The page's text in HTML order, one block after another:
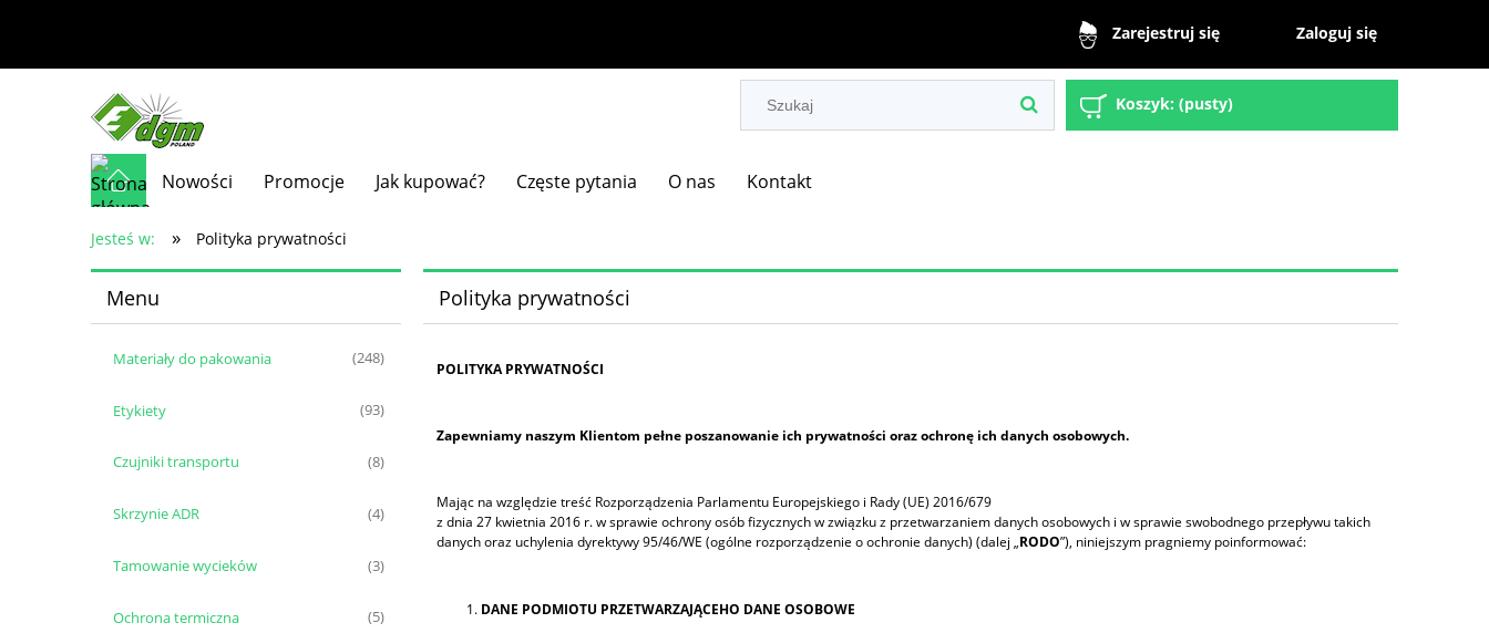
Zarejestruj się Zaloguj się
Koszyk: (pusty)
Nowości Promocje Jak kupować? Częste pytania O nas Kontakt
Jesteś w: » Polityka prywatności
Menu
Materiały do pakowania (248)
Etykiety (93)
Czujniki transportu (8)
Skrzynie ADR (4)
Tamowanie wycieków (3)
Ochrona termiczna (5)
Polityka prywatności
POLITYKA PRYWATNOŚCI
Zapewniamy naszym Klientom pełne poszanowanie ich prywatności oraz ochronę ich danych osobowych.
Mając na względzie treść Rozporządzenia Parlamentu Europejskiego i Rady (UE) 2016/679
z dnia 27 kwietnia 2016 r. w sprawie ochrony osób fizycznych w związku z przetwarzaniem danych osobowych i w sprawie swobodnego przepływu takich
danych oraz uchylenia dyrektywy 95/46/WE (ogólne rozporządzenie o ochronie danych) (dalej „RODO”), niniejszym pragniemy poinformować:
DANE PODMIOTU PRZETWARZAJĄCEHO DANE OSOBOWE